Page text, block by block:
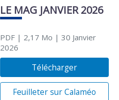
LE MAG JANVIER 2026
PDF| 2,17 Mo | 30 Janvier
2026
Télécharger
Feuilleter sur Calaméo